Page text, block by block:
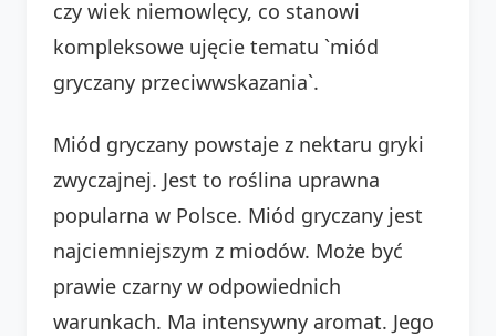
czy wiek niemowlęcy, co stanowi
kompleksowe ujęcie tematu `miód
gryczany przeciwwskazania`.
Miód gryczany powstaje z nektaru gryki
zwyczajnej. Jest to roślina uprawna
popularna w Polsce. Miód gryczany jest
najciemniejszym z miodów. Może być
prawie czarny w odpowiednich
warunkach. Ma intensywny aromat. Jego